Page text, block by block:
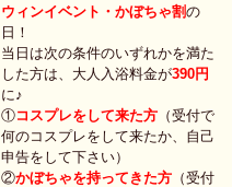
ウィンイベント・かぼちゃ割の
日！
当日は次の条件のいずれかを満た
した方は、大人入浴料金が390円
に♪
​①コスプレをして来た方 （受付で
何のコスプレをして来たか、自己
申告をして下さい）
​②かぼちゃを持ってきた方 （受付